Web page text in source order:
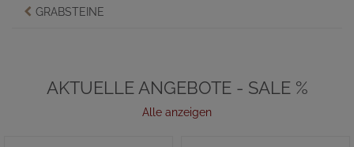
GRABSTEINE
AKTUELLE ANGEBOTE - SALE %
Alle anzeigen